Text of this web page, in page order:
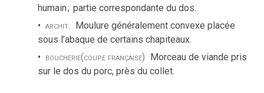
humain; partie correspondante du dos.
archit. Moulure généralement convexe placée
sous l’abaque de certains chapiteaux.
boucherie(coupe française) Morceau de viande pris
sur le dos du porc, près du collet.